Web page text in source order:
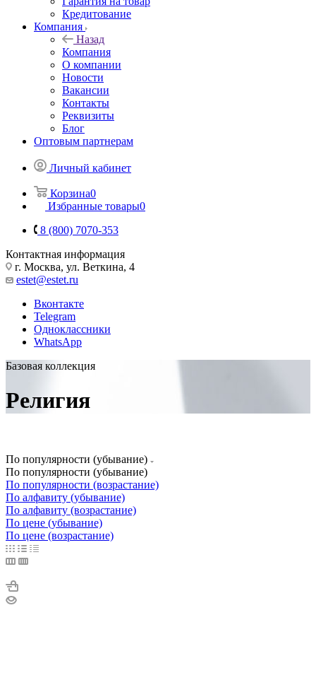
Кредитование
Компания
Назад
Компания
О компании
Новости
Вакансии
Контакты
Реквизиты
Блог
Оптовым партнерам
Личный кабинет
Корзина0
Избранные товары0
8 (800) 7070-353
Контактная информация
г. Москва, ул. Веткина, 4
estet@estet.ru
Вконтакте
Telegram
Одноклассники
WhatsApp
Базовая коллекция
Религия
По популярности (убывание)
По популярности (убывание)
По популярности (возрастание)
По алфавиту (убывание)
По алфавиту (возрастание)
По цене (убывание)
По цене (возрастание)